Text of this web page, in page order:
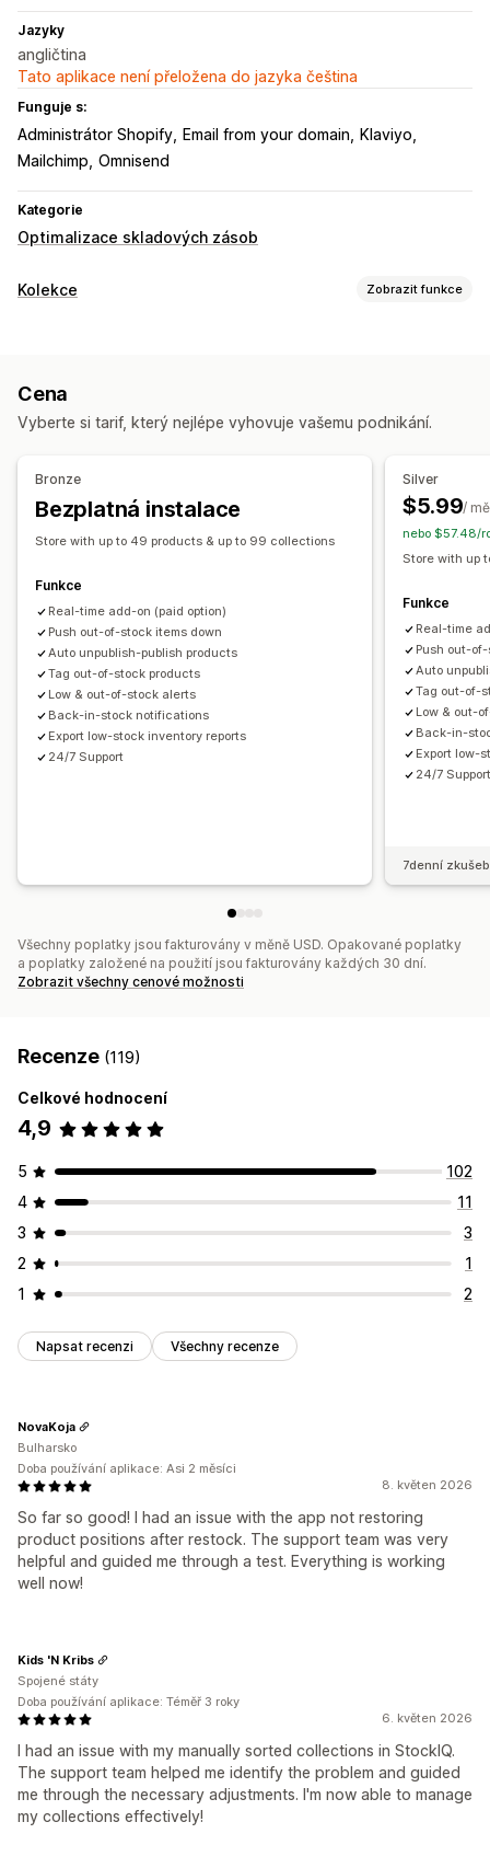
Jazyky
angličtina
Tato aplikace není přeložena do jazyka čeština
Funguje s:
Administrátor Shopify Email from your domain
Klaviyo
Mailchimp Omnisend
Kategorie
Optimalizace skladových zásob
Kolekce Zobrazit funkce
Skrýt produkty
Filtrování
Upozornění týkající se skladových zásob
Aktualizace v reálném čase
Označování štítky
Hromadné úpravy
Cena
Vyberte si tarif, který nejlépe vyhovuje vašemu podnikání.
Bronze
Bezplatná instalace
Store with up to 49 products & up to 99 collections
Funkce
Real-time add-on (paid option)
Push out-of-stock items down
Auto unpublish-publish products
Tag out-of-stock products
Low & out-of-stock alerts
Back-in-stock notifications
Export low-stock inventory reports
24/7 Support
Silver
$5.99/
nebo $57.48/
Store with up
Funkce
Real-time
Push out-
Auto
Tag out-of-
Low & out-
Back-in-
Export low-
24/7
7denní
Všechny poplatky jsou fakturovány v měně USD. Opakované poplatky
a poplatky založené na použití jsou fakturovány každých 30 dní.
Zobrazit všechny cenové možnosti
Recenze (119)
Celkové hodnocení
4,9
5
102
4
11
3
3
2
1
1
2
Napsat recenzi Všechny recenze
8. květen 2026
So far so good! I had an issue with the app not restoring
product positions after restock. The support team was very
helpful and guided me through a test. Everything is working
well now!
NovaKoja
Bulharsko
Doba používání aplikace: Asi 2 měsíci
6. květen 2026
I had an issue with my manually sorted collections in StockIQ.
The support team helped me identify the problem and guided
me through the necessary adjustments. I'm now able to manage
my collections effectively!
Kids 'N Kribs
Spojené státy
Doba používání aplikace: Téměř 3 roky